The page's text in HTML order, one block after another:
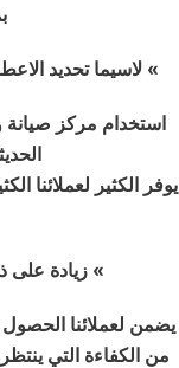
»لاسيما تحديد
استخدام مركز صيانة
يوفر الكثير لعملائنا
» زيادة على
يضمن لعملائنا
من الكفاءة التي